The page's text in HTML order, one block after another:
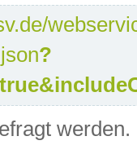
?
werden.